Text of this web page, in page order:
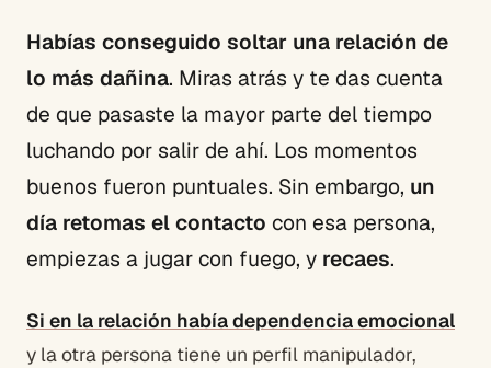
Habías conseguido soltar una relación de
lo más dañina. Miras atrás y te das cuenta
de que pasaste la mayor parte del tiempo
luchando por salir de ahí. Los momentos
buenos fueron puntuales. Sin embargo, un
día retomas el contacto con esa persona,
empiezas a jugar con fuego, y recaes.
Si en la relación había dependencia emocional
y la otra persona tiene un perfil manipulador,